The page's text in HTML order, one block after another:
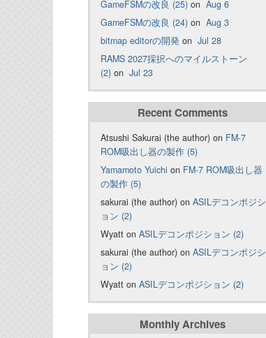
GameFSMの改良 (25) on Aug 6
GameFSMの改良 (24) on Aug 3
bitmap editorの開発 on Jul 28
RAMS 2027採択へのマイルストーン
(2) on Jul 23
Recent Comments
Atsushi Sakurai (the author) on FM-7
ROM吸出し器の製作 (5)
Yamamoto Yuichi on FM-7 ROM吸出し器
の製作 (5)
sakurai (the author) on ASILデコンポジシ
ョン (2)
Wyatt on ASILデコンポジション (2)
sakurai (the author) on ASILデコンポジシ
ョン (2)
Wyatt on ASILデコンポジション (2)
Monthly Archives